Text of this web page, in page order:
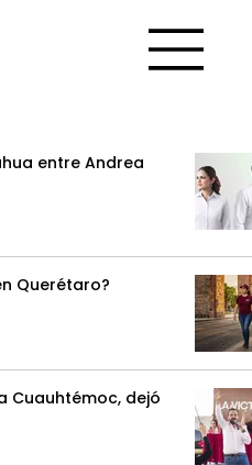
entre Andrea
Querétaro?
Cuauhtémoc, dejó